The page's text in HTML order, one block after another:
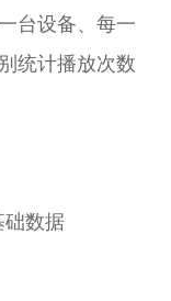
台设备、每一
统计播放次数
础数据